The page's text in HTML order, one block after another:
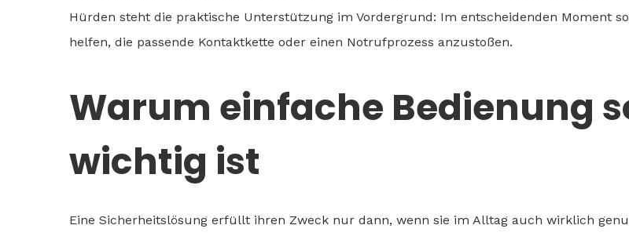
Hürden steht die praktische Unterstützung im Vordergrund: Im entscheidenden Moment
helfen, die passende Kontaktkette oder einen Notrufprozess anzustoßen.
Warum einfache Bedienung
wichtig ist
Eine Sicherheitslösung erfüllt ihren Zweck nur dann, wenn sie im Alltag auch wirklich